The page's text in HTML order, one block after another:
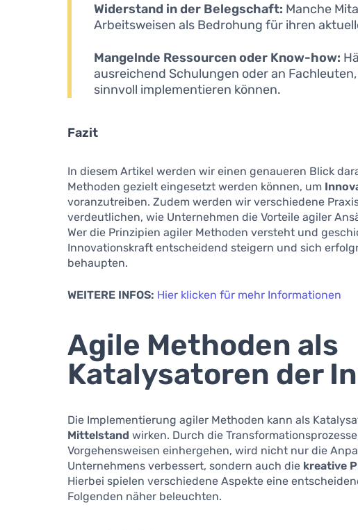
Widerstand in der Belegschaft: Manche
Arbeitsweisen als Bedrohung für ihren
Mangelnde Ressourcen oder Know-how:
ausreichend Schulungen oder an
sinnvoll implementieren können.
Fazit
In diesem Artikel werden wir einen genaueren Blick
Methoden gezielt eingesetzt werden können, um
voranzutreiben. Zudem werden wir verschiedene
verdeutlichen, wie Unternehmen die Vorteile agiler
Wer die Prinzipien agiler Methoden versteht und
Innovationskraft entscheidend steigern und sich
behaupten.
WEITERE INFOS: Hier klicken für mehr Informationen
Agile Methoden als
Katalysatoren der
Die Implementierung agiler Methoden kann als
Mittelstand wirken. Durch die
Vorgehensweisen einhergehen, wird nicht nur die
Unternehmens verbessert, sondern auch die kreative
Hierbei spielen verschiedene Aspekte eine
Folgenden näher beleuchten.